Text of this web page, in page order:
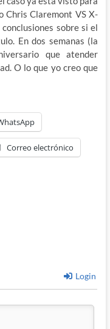
Chris Claremont VS X-
sobre si el
En dos semanas (la
que atender
O lo que yo creo que
Correo electrónico
Login